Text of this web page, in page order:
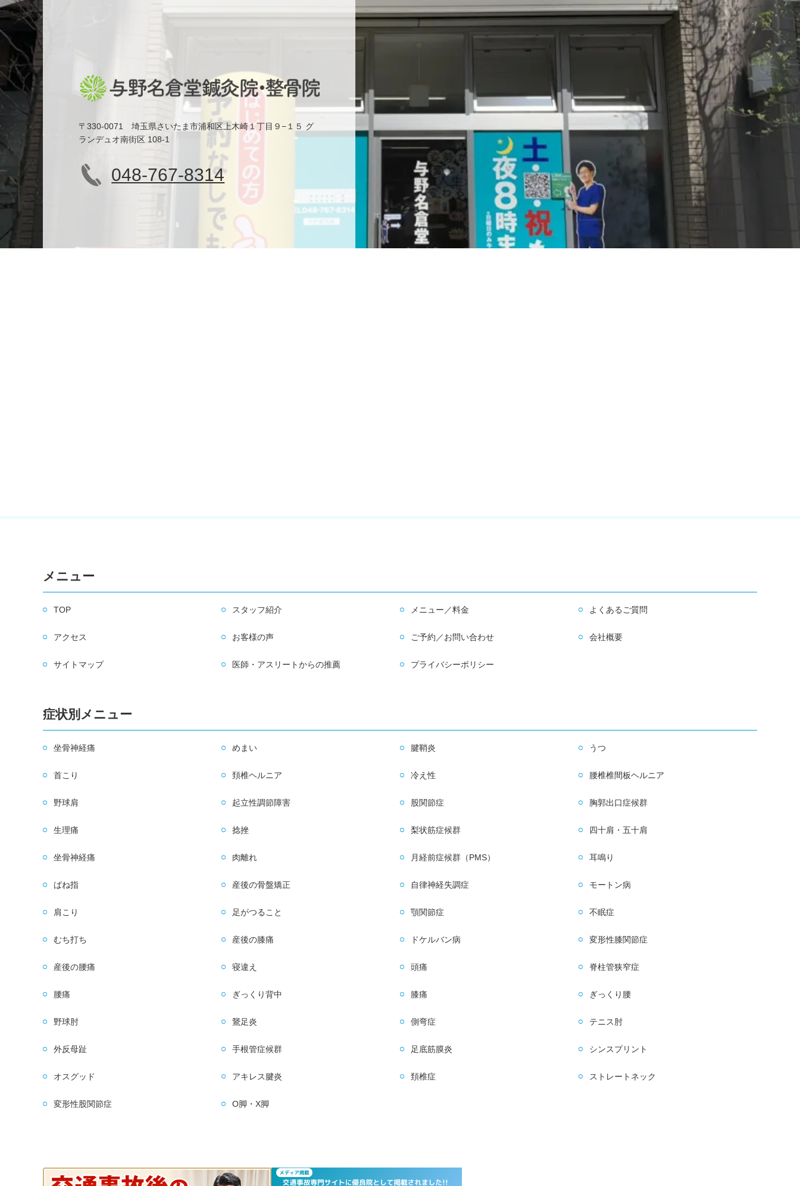
〒330-0071 埼玉県さいたま市浦和区上木崎１丁目９−１５ グ
ランデュオ南街区 108-1
048-767-8314
メニュー
TOP スタッフ紹介 メニュー／料金 よくあるご質問
アクセス お客様の声 ご予約／お問い合わせ 会社概要
サイトマップ 医師・アスリートからの推薦 プライバシーポリシー
症状別メニュー
坐骨神経痛 めまい 腱鞘炎 うつ
首こり 頚椎ヘルニア 冷え性 腰椎椎間板ヘルニア
野球肩 起立性調節障害 股関節症 胸郭出口症候群
生理痛 捻挫 梨状筋症候群 四十肩・五十肩
坐骨神経痛 肉離れ 月経前症候群（PMS） 耳鳴り
ばね指 産後の骨盤矯正 自律神経失調症 モートン病
肩こり 足がつること 顎関節症 不眠症
むち打ち 産後の膝痛 ドケルバン病 変形性膝関節症
産後の腰痛 寝違え 頭痛 脊柱管狭窄症
腰痛 ぎっくり背中 膝痛 ぎっくり腰
野球肘 鵞足炎 側弯症 テニス肘
外反母趾 手根管症候群 足底筋膜炎 シンスプリント
オスグッド アキレス腱炎 頚椎症 ストレートネック
変形性股関節症 O脚・X脚